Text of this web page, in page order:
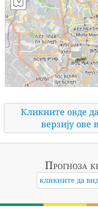
Кликните овде
верзију ове
Прогноза
кликните да